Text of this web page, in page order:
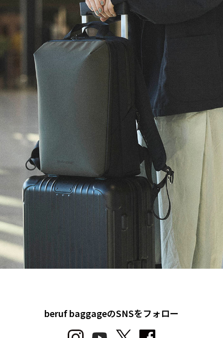
ニュース
ブランドストーリー
STORY
ジャーナル
ショッピングガイド
アフターケア
メンバーシップ
INTERNATIONAL SHIPPING
新規会員登録
ログイン
マイページ
お問い合わせ
ショッピングカート
特定商取引法に基づく表記
プライバシーポリシー
beruf baggageのSNSをフォロー